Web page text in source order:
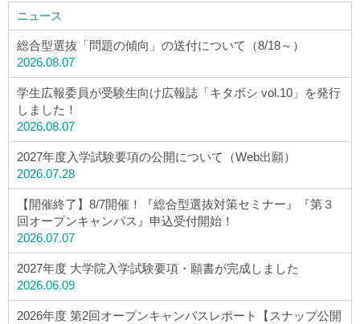
ニュース
総合型選抜「問題の傾向」の送付について（8/18～）
2026.08.07
学生広報委員が受験生向け広報誌「キタボシ vol.10」を発行
しました！
2026.08.07
2027年度入学試験要項の公開について（Web出願）
2026.07.28
【開催終了】8/7開催！『総合型選抜対策セミナー』『第３
回オープンキャンパス』申込受付開始！
2026.07.07
2027年度 大学院入学試験要項・願書が完成しました
2026.06.09
2026年度 第2回オープンキャンパスレポート【スナップ公開